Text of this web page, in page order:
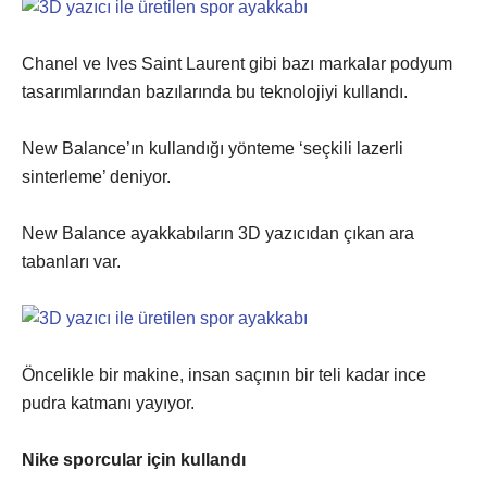
Chanel ve Ives Saint Laurent gibi bazı markalar podyum
tasarımlarından bazılarında bu teknolojiyi kullandı.
New Balance’ın kullandığı yönteme ‘seçkili lazerli
sinterleme’ deniyor.
New Balance ayakkabıların 3D yazıcıdan çıkan ara
tabanları var.
Öncelikle bir makine, insan saçının bir teli kadar ince
pudra katmanı yayıyor.
Nike sporcular için kullandı